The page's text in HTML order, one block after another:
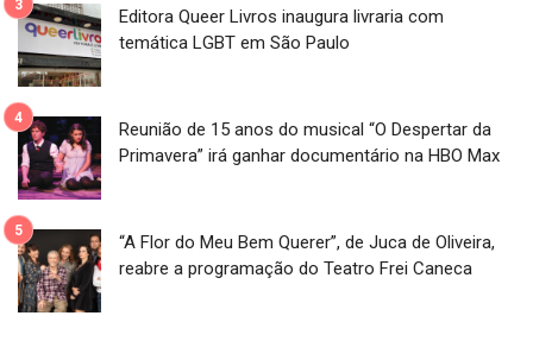
Editora Queer Livros inaugura livraria com
temática LGBT em São Paulo
Reunião de 15 anos do musical “O Despertar da
Primavera” irá ganhar documentário na HBO Max
“A Flor do Meu Bem Querer”, de Juca de Oliveira,
reabre a programação do Teatro Frei Caneca